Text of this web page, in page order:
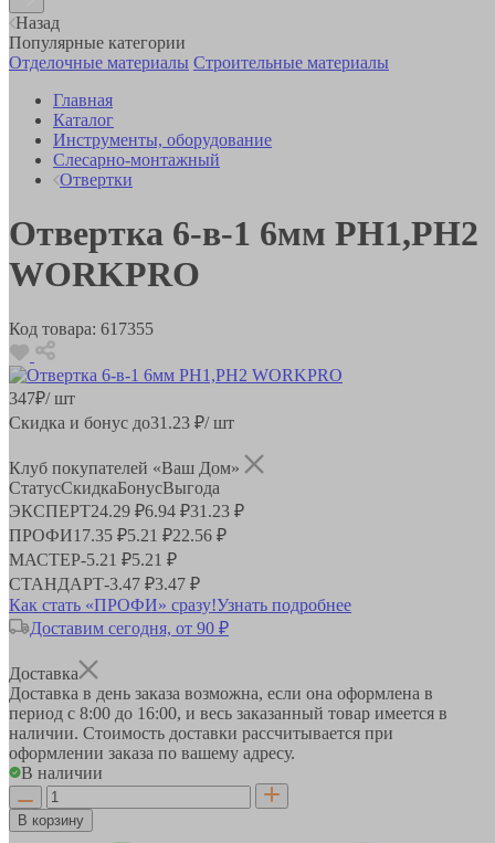
Назад
Популярные категории
Отделочные материалы Строительные материалы
Главная
Каталог
Инструменты, оборудование
Слесарно-монтажный
Отвертки
Отвертка 6-в-1 6мм PH1,PH2
WORKPRO
Код товара: 617355
347₽/ шт
Скидка и бонус до31.23 ₽/ шт
Клуб покупателей «Ваш Дом»
СтатусСкидкаБонусВыгода
ЭКСПЕРТ24.29 ₽6.94 ₽31.23 ₽
ПРОФИ17.35 ₽5.21 ₽22.56 ₽
МАСТЕР-5.21 ₽5.21 ₽
СТАНДАРТ-3.47 ₽3.47 ₽
Как стать «ПРОФИ» сразу!Узнать подробнее
Доставим сегодня, от 90 ₽
Доставка
Доставка в день заказа возможна, если она оформлена в
период с 8:00 до 16:00, и весь заказанный товар имеется в
наличии. Стоимость доставки рассчитывается при
оформлении заказа по вашему адресу.
В наличии
В корзину